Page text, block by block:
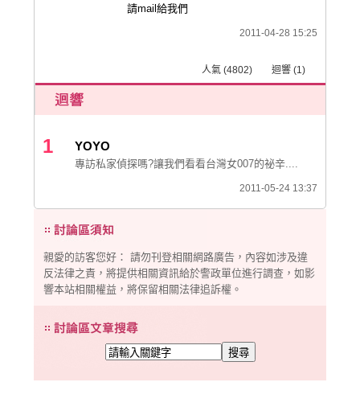
請mail給我們
2011-04-28 15:25
人氣 (4802) 迴響 (1)
1 YOYO
專訪私家偵探嗎?讓我們看看台灣女007的祕辛....
2011-05-24 13:37
親愛的訪客您好： 請勿刊登相關網路廣告，內容如涉及違
反法律之責，將提供相關資訊給於警政單位進行調查，如影
響本站相關權益，將保留相關法律追訴權。